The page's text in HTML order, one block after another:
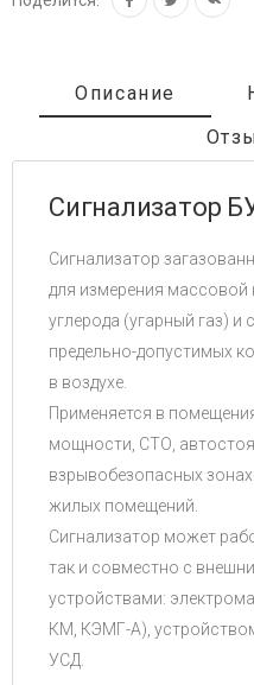
Описание
Сигнализатор
Сигнализатор
для измерения массовой
углерода (угарный газ)
предельно-допустимых
в воздухе.
Применяется в
мощности, СТО,
взрывобезопасных
жилых помещений.
Сигнализатор может
так и совместно с
устройствами:
КМ, КЭМГ-А),
УСД.